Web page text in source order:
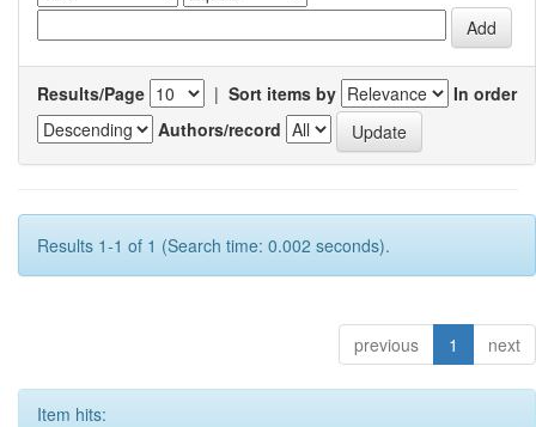
Results/Page | Sort items by
In order
Authors/record
Results 1-1 of 1 (Search time: 0.002 seconds).
previous 1 next
Item hits: